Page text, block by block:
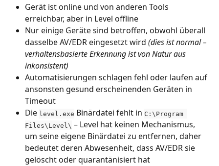
Gerät ist online und von anderen Tools
erreichbar, aber in Level offline
Nur einige Geräte sind betroffen, obwohl überall
dasselbe AV/EDR eingesetzt wird (dies ist normal –
verhaltensbasierte Erkennung ist von Natur aus
inkonsistent)
Automatisierungen schlagen fehl oder laufen auf
ansonsten gesund erscheinenden Geräten in
Timeout
Die level.exe Binärdatei fehlt in C:\Program
Files\Level\ – Level hat keinen Mechanismus,
um seine eigene Binärdatei zu entfernen, daher
bedeutet deren Abwesenheit, dass AV/EDR sie
gelöscht oder quarantänisiert hat